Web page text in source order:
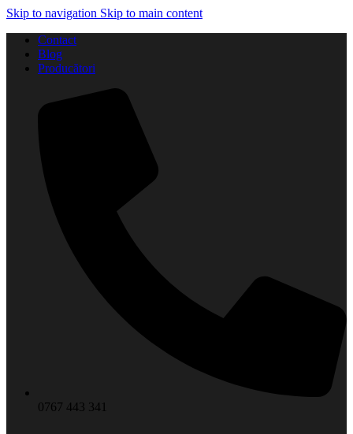
Skip to navigation Skip to main content
Contact
Blog
Producători
0767 443 341